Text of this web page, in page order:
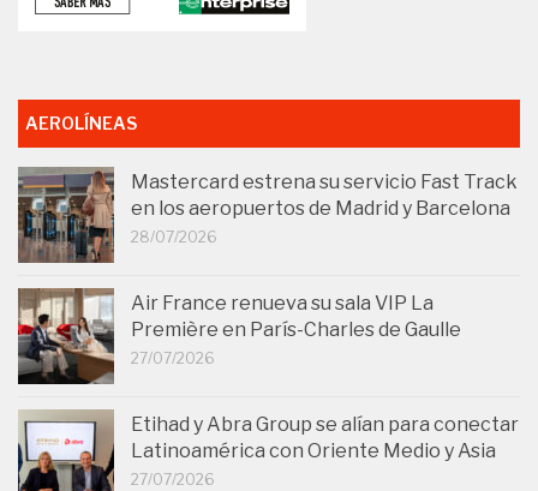
AEROLÍNEAS
Mastercard estrena su servicio Fast Track
en los aeropuertos de Madrid y Barcelona
28/07/2026
Air France renueva su sala VIP La
Première en París-Charles de Gaulle
27/07/2026
Etihad y Abra Group se alían para conectar
Latinoamérica con Oriente Medio y Asia
27/07/2026